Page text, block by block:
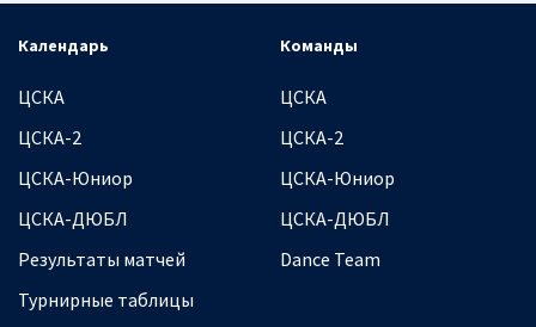
Календарь
ЦСКА
ЦСКА-2
ЦСКА-Юниор
ЦСКА-ДЮБЛ
Результаты матчей
Турнирные таблицы
Команды
ЦСКА
ЦСКА-2
ЦСКА-Юниор
ЦСКА-ДЮБЛ
Dance Team